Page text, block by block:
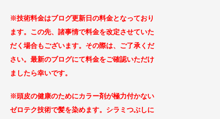
※技術料金はブログ更新日の料金となっており
ます。この先、諸事情で料金を改定させていた
だく場合もございます。その際は、ご了承くだ
さい。最新のブログにて料金をご確認いただけ
ましたら幸いです。
※頭皮の健康のためにカラー剤が極力付かない
ゼロテク技術で髪を染めます。シラミつぶしに